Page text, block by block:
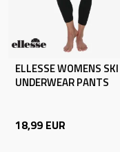
ELLESSE WOMENS SKI
UNDERWEAR PANTS
18,99 EUR